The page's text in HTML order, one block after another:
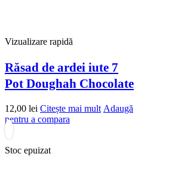
Vizualizare rapidă
Răsad de ardei iute 7
Pot Doughah Chocolate
12,00 lei Citește mai mult Adaugă
pentru a compara
Stoc epuizat